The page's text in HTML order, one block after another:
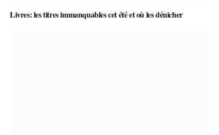
Livres: les titres immanquables cet été et où les dénicher